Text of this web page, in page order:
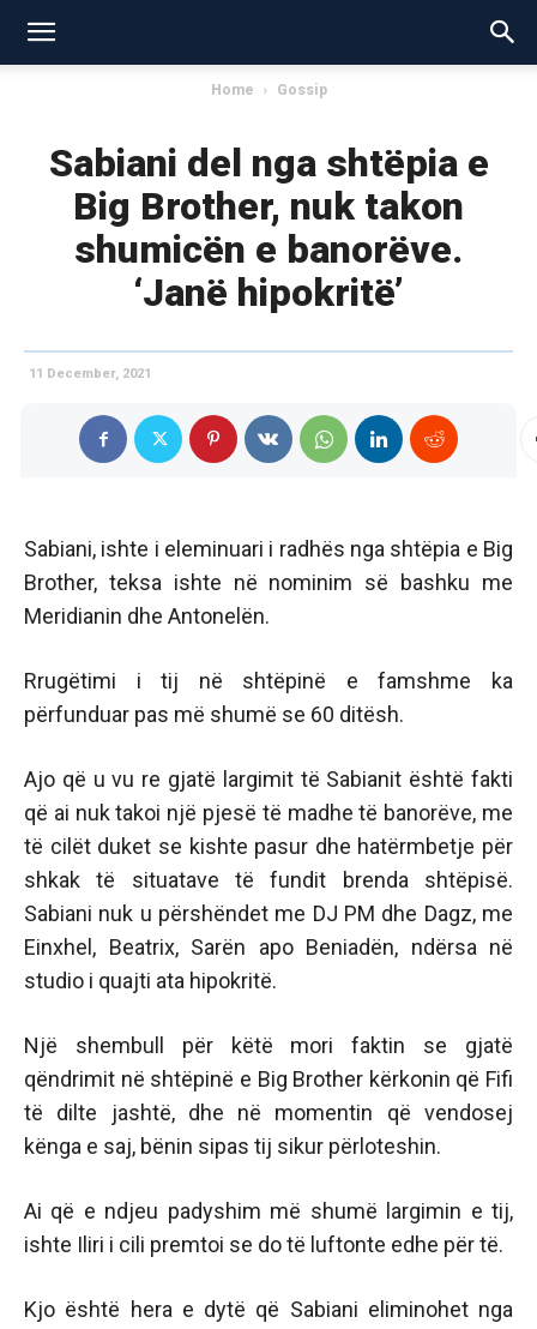
Home Gossip
Sabiani del nga shtëpia e
Big Brother, nuk takon
shumicën e banorëve.
‘Janë hipokritë’
11 December, 2021
Sabiani, ishte i eleminuari i radhës nga shtëpia e Big
Brother, teksa ishte në nominim së bashku me
Meridianin dhe Antonelën.
Rrugëtimi i tij në shtëpinë e famshme ka
përfunduar pas më shumë se 60 ditësh.
Ajo që u vu re gjatë largimit të Sabianit është fakti
që ai nuk takoi një pjesë të madhe të banorëve, me
të cilët duket se kishte pasur dhe hatërmbetje për
shkak të situatave të fundit brenda shtëpisë.
Sabiani nuk u përshëndet me DJ PM dhe Dagz, me
Einxhel, Beatrix, Sarën apo Beniadën, ndërsa në
studio i quajti ata hipokritë.
Një shembull për këtë mori faktin se gjatë
qëndrimit në shtëpinë e Big Brother kërkonin që Fifi
të dilte jashtë, dhe në momentin që vendosej
kënga e saj, bënin sipas tij sikur përloteshin.
Ai që e ndjeu padyshim më shumë largimin e tij,
ishte Iliri i cili premtoi se do të luftonte edhe për të.
Kjo është hera e dytë që Sabiani eliminohet nga